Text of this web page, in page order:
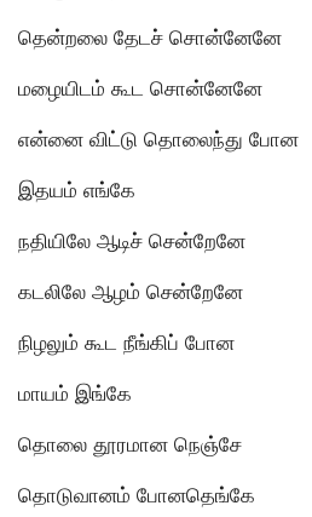
தென்றலை தேடச் சொன்னேனே
மழையிடம் கூட சொன்னேனே
என்னை விட்டு தொலைந்து போன
இதயம் எங்கே
நதியிலே ஆடிச் சென்றேனே
கடலிலே ஆழம் சென்றேனே
நிழலும் கூட நீங்கிப் போன
மாயம் இங்கே
தொலை தூரமான நெஞ்சே
தொடுவானம் போனதெங்கே